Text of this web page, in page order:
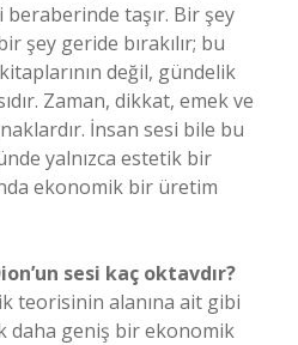
taşır. Bir şey
şey geride bırakılır; bu
değil, gündelik
Zaman, dikkat, emek ve
İnsan sesi bile bu
yalnızca estetik bir
ekonomik bir üretim
sesi kaç oktavdır?
teorisinin alanına ait gibi
daha geniş bir ekonomik